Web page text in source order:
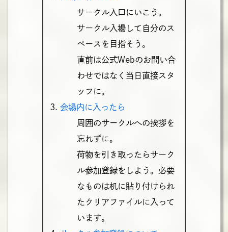
サークル入口にいこう。
サークル入場して自分のス
ペースを目指そう。
直前は公式Webのお問い合
わせではなく当日直接スタ
ッフに。
会場内に入ったら
周囲のサークルへの挨拶を
忘れずに。
荷物を引き取ったらサーク
ル参加登録をしよう。必要
なものは机に貼り付けられ
たクリアファイルに入って
います。